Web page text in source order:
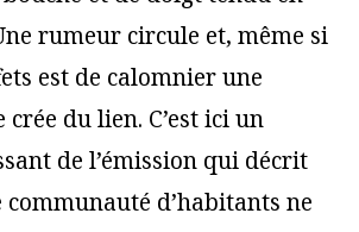
rumeur circule et, même si
est de calomnier une
du lien. C’est ici un
de l’émission qui décrit
d’habitants ne